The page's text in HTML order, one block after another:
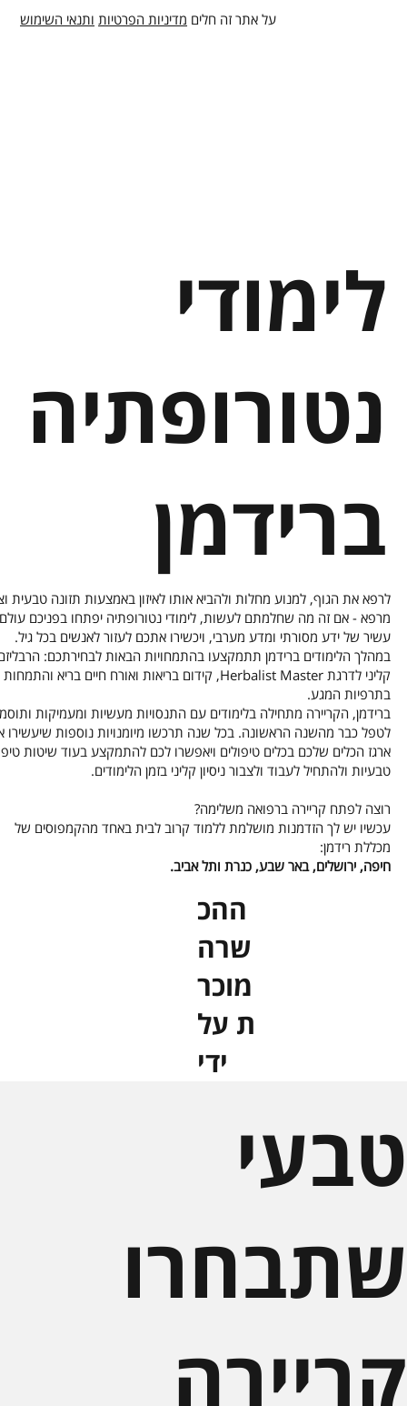
על אתר זה חלים מדיניות הפרטיות ותנאי השימוש
ההכ
שרה
מוכר
ת על
ידי
לימודי
נטורופתיה
ברידמן
לרפא את הגוף, למנוע מחלות ולהביא אותו לאיזון באמצעות תזונה טבעית
מרפא - אם זה מה שחלמתם לעשות, לימודי נטורופתיה יפתחו בפניכם עולם
עשיר של ידע מסורתי ומדע מערבי, ויכשירו אתכם לעזור לאנשים בכל גיל.
במהלך הלימודים ברידמן תתמקצעו בהתמחויות הבאות לבחירתכם:
קליני לדרגת Herbalist Master, קידום בריאות ואורח חיים בריא והתמחות
בתרפיות המגע.
ברידמן, הקריירה מתחילה בלימודים עם התנסויות מעשיות ומעמיקות
לטפל כבר מהשנה הראשונה. בכל שנה תרכשו מיומנויות נוספות שיעשירו
ארגז הכלים שלכם בכלים טיפולים ויאפשרו לכם להתמקצע בעוד שיטות
טבעיות ולהתחיל לעבוד ולצבור ניסיון קליני בזמן הלימודים.
רוצה לפתח קריירה ברפואה משלימה?
עכשיו יש לך הזדמנות מושלמת ללמוד קרוב לבית באחד מהקמפוסים של
מכללת רידמן:
חיפה, ירושלים, באר שבע, כנרת ותל אביב.
טבעי
שתבחרו
קריירה